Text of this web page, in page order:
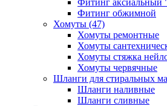
Фитинг
Фитинг обжимной
Хомуты (47)
Хомуты ремонтные
Хомуты
Хомуты стяжка
Хомуты червячные
Шланги для стиральных
Шланги наливные
Шланги сливные